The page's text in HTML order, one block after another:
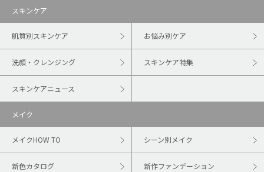
スキンケア
肌質別スキンケア お悩み別ケア
洗顔・クレンジング スキンケア特集
スキンケアニュース
メイク
メイクHOW TO シーン別メイク
新色カタログ 新作ファンデーション